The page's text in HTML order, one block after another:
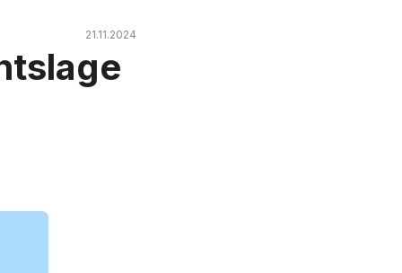
21.11.2024